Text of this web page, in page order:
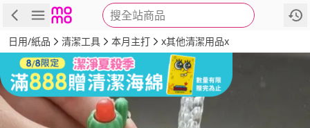
搜全站商品
商品 評價 詳情
日用/紙品 清潔工具 本月主打 x其他清潔用品x